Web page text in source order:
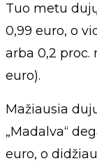
Tuo metu
0,99 euro, o
arba 0,2 proc.
euro).
Mažiausia
„Madalva“
euro, o